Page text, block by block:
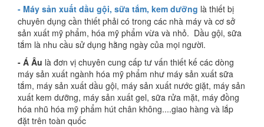
- Máy sản xuất dầu gội, sữa tắm, kem dưỡng là thiết bị
chuyên dụng cần thiết phải có trong các nhà máy và cơ sở
sản xuất mỹ phẩm, hóa mỹ phẩm vừa và nhỏ. Dầu gội, sữa
tắm là nhu cầu sử dụng hằng ngày của mọi người.
- Á Âu là đơn vị chuyên cung cấp tư vấn thiết kế các dòng
máy sản xuất ngành hóa mỹ phẩm như máy sản xuất sữa
tắm, máy sản xuất dầu gội, máy sản xuất nước giặt, máy sản
xuất kem dưỡng, máy sản xuất gel, sữa rửa mặt, máy đồng
hóa nhũ hóa mỹ phẩm hút chân không....giao hàng và lắp
đặt trên toàn quốc